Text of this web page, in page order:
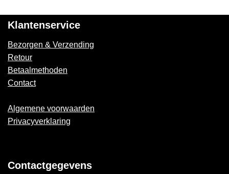
Klantenservice
Bezorgen & Verzending
Retour
Betaalmethoden
Contact
Algemene voorwaarden
Privacyverklaring
Contactgegevens